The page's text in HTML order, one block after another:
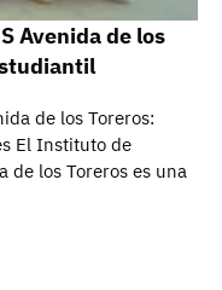
Avenida de los
de los Toreros:
El Instituto de
de los Toreros es una